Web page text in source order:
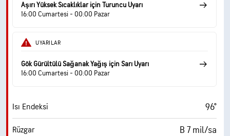
Aşırı Yüksek Sıcaklıklar için Turuncu Uyarı
16:00 Cumartesi - 00:00 Pazar
UYARILAR
Gök Gürültülü Sağanak Yağış için Sarı Uyarı
16:00 Cumartesi - 00:00 Pazar
Isı Endeksi 96°
Rüzgar B 7 mil/sa